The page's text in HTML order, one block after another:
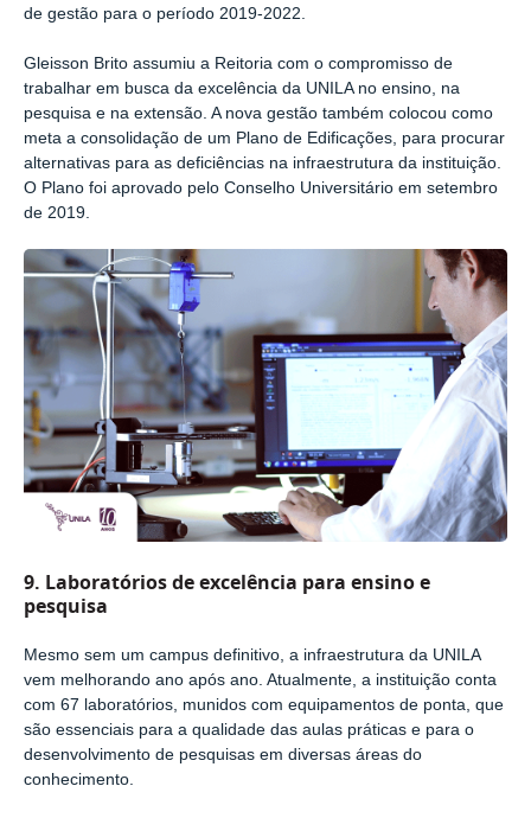
de gestão para o período 2019-2022.
Gleisson Brito assumiu a Reitoria com o compromisso de
trabalhar em busca da excelência da UNILA no ensino, na
pesquisa e na extensão. A nova gestão também colocou como
meta a consolidação de um Plano de Edificações, para procurar
alternativas para as deficiências na infraestrutura da instituição.
O Plano foi aprovado pelo Conselho Universitário em setembro
de 2019.
9. Laboratórios de excelência para ensino e
pesquisa
Mesmo sem um campus definitivo, a infraestrutura da UNILA
vem melhorando ano após ano. Atualmente, a instituição conta
com 67 laboratórios, munidos com equipamentos de ponta, que
são essenciais para a qualidade das aulas práticas e para o
desenvolvimento de pesquisas em diversas áreas do
conhecimento.